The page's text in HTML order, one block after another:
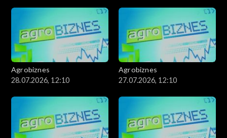
Agrobiznes
28.07.2026, 12:10
Agrobiznes
27.07.2026, 12:10